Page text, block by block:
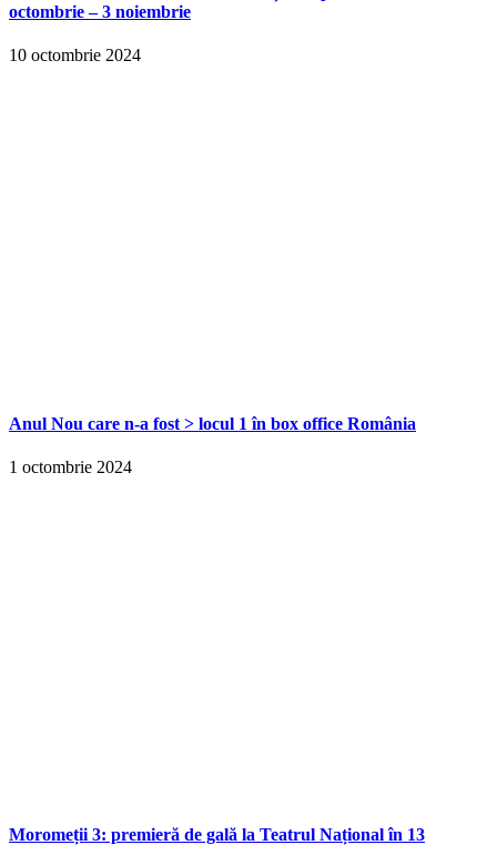
octombrie – 3 noiembrie
10 octombrie 2024
Anul Nou care n-a fost > locul 1 în box office România
1 octombrie 2024
Moromeții 3: premieră de gală la Teatrul Național în 13